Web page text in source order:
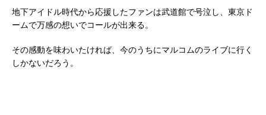
地下アイドル時代から応援したファンは武道館で号泣し、東京ド
ームで万感の想いでコールが出来る。
その感動を味わいたければ、今のうちにマルコムのライブに行く
しかないだろう。